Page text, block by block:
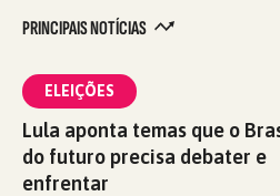
PRINCIPAIS NOTÍCIAS
ELEIÇÕES
Lula aponta temas que o
do futuro precisa debater e
enfrentar